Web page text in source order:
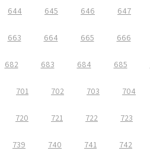
644 645 646 647
663 664 665 666
682 683 684 685
701 702 703 704
720 721 722 723
739 740 741 742